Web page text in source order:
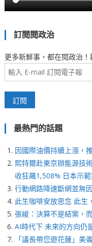
訂閱閱政治
更多新鮮事，都在閱政治！
最熱門的話題
因國際油價持續上漲，
熙特爾赴東京辦能源技
收狂飆1,508% 日本示
行動網路降速斷網並無
此生咖啡安放思念 此生
張峻：決算不是結案，
AI時代下 未來的方向仍
「議長帶您遊花蓮」